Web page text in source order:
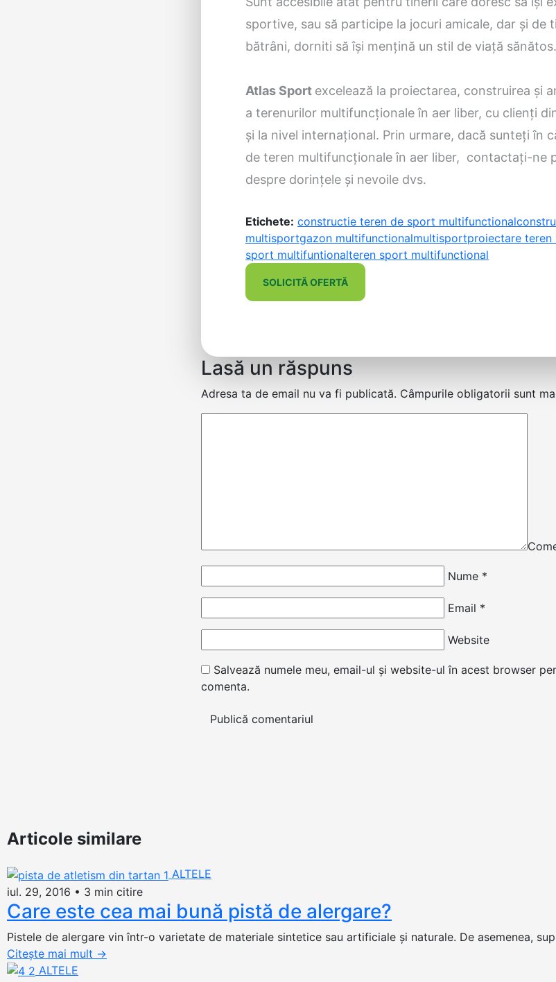
sportive, sau să participe la jocuri amicale, dar și de
bătrâni, dorniti să își mențină un stil de viață sănătos.
Atlas Sport excelează la proiectarea, construirea și
a terenurilor multifuncționale în aer liber, cu clienți
și la nivel internațional. Prin urmare, dacă sunteți în
de teren multifuncționale în aer liber, contactați-ne
despre dorințele și nevoile dvs.
Etichete: constructie teren de sport multifunctional
multisportgazon multifunctionalmultisportproiectare
sport multifuntionalteren sport multifunctional
SOLICITĂ OFERTĂ
Lasă un răspuns
Adresa ta de email nu va fi publicată. Câmpurile obligatorii sunt
Nume *
Email *
Website
Salvează numele meu, email-ul și website-ul în acest browser
comenta.
Articole similare
ALTELE
iul. 29, 2016 • 3 min citire
Care este cea mai bună pistă de alergare?
Pistele de alergare vin într-o varietate de materiale sintetice sau artificiale şi naturale. De asemenea,
Citește mai mult →
ALTELE